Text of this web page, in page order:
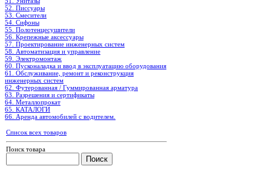
52. Писсуары
53. Смесители
54. Сифоны
55. Полотенцесушители
56. Крепежные аксессуары
57. Проектирование инженерных систем
58. Автоматизация и управление
59. Электромонтаж
60. Пусконаладка и ввод в эксплуатацию оборудования
61. Обслуживание, ремонт и реконструкция
инженерных систем
62. Футерованная / Гуммированная арматура
63. Разрешения и сертификаты
64. Металлопрокат
65. КАТАЛОГИ
66. Аренда автомобилей с водителем.
Список всех товаров
Поиск товара